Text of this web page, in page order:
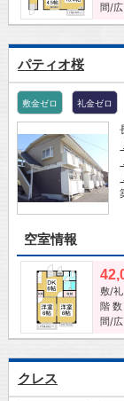
間/
パティオ桜
敷金ゼロ 礼金ゼロ
空室情報
敷/礼
階
間/
クレス